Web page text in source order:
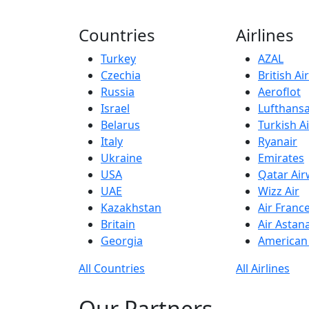
Countries
Turkey
Czechia
Russia
Israel
Belarus
Italy
Ukraine
USA
UAE
Kazakhstan
Britain
Georgia
All Countries
Airlines
AZAL
British
Aeroflot
Turkish
Ryanair
Emirates
Qatar
Wizz Air
Air
Air
All Airlines